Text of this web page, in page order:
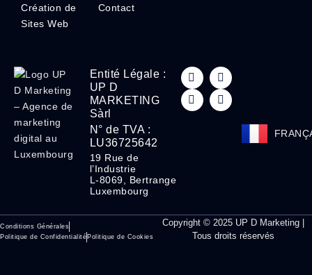
Création de
Sites Web
Contact
Entité Légale :
UP D
MARKETING
Sàrl
N° de TVA :
LU36725642
19 Rue de
l’Industrie
L-8069, Bertrange
Luxembourg
Copyright © 2025 UP D Marketing |
Tous droits réservés
Conditions Générales
Politique de Confidentialité Politique de Cookies